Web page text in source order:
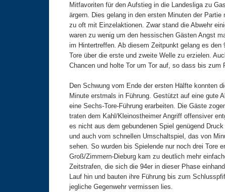
Mitfavoriten für den Aufstieg in die Landesliga zu
ärgern. Dies gelang in den ersten Minuten der
zu oft mit Einzelaktionen. Zwar stand die Abwehr
waren zu wenig um den hessischen Gästen Angst
im Hintertreffen. Ab diesem Zeitpunkt gelang es
Tore über die erste und zweite Welle zu erzielen.
Chancen und holte Tor um Tor auf, so dass bis
Den Schwung vom Ende der ersten Hälfte konnten
Minute erstmals in Führung. Gestützt auf eine gute
eine Sechs-Tore-Führung erarbeiten. Die Gäste
traten dem Kahl/Kleinostheimer Angriff offensiver
es nicht aus dem gebundenen Spiel genügend
und auch vom schnellen Umschaltspiel, das von
sehen. So wurden bis Spielende nur noch drei Tore
Groß/Zimmern-Dieburg kam zu deutlich mehr
Zeitstrafen, die sich die 94er in dieser Phase
Lauf hin und bauten ihre Führung bis zum
jegliche Gegenwehr vermissen lies.